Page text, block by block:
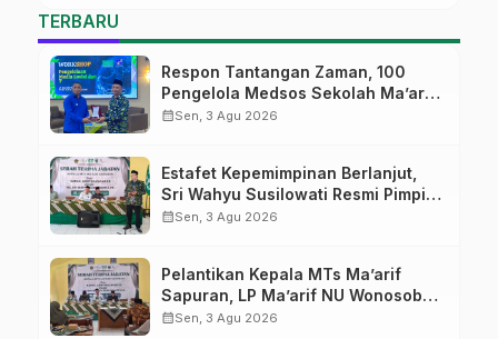
TERBARU
Respon Tantangan Zaman, 100
Pengelola Medsos Sekolah Ma’arif
Pekalongan Ikuti Pelatihan Literasi
calendar_monthSen, 3 Agu 2026
Estafet Kepemimpinan Berlanjut,
Sri Wahyu Susilowati Resmi Pimpin
MTs Ma’arif Sapuran
calendar_monthSen, 3 Agu 2026
Pelantikan Kepala MTs Ma’arif
Sapuran, LP Ma’arif NU Wonosobo
Tekankan Lima Amanah
calendar_monthSen, 3 Agu 2026